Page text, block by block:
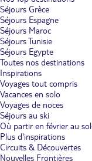
Séjours Grèce
Séjours Espagne
Séjours Maroc
Séjours Tunisie
Séjours Egypte
Toutes nos destinations
Inspirations
Voyages tout compris
Vacances en solo
Voyages de noces
Séjours au ski
Où partir en février au
Plus d'inspirations
Circuits & Découvertes
Nouvelles Frontières